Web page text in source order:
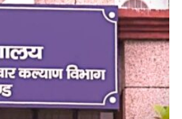
बिखर
जिंदगियां,
दो
की